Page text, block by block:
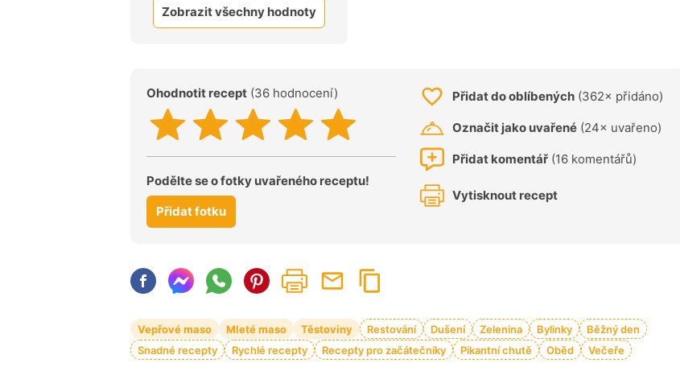
Zobrazit všechny hodnoty
Ohodnotit recept (36 hodnocení)
Podělte se o fotky uvařeného receptu!
Přidat fotku
Přidat do oblíbených (362× přidáno)
Označit jako uvařené (24× uvařeno)
Přidat komentář (16 komentářů)
Vytisknout recept
Vepřové maso Mleté maso Těstoviny Restování Dušení Zelenina Bylinky
Běžný den
Snadné recepty
Rychlé recepty Recepty pro začátečníky Pikantní chutě Oběd Večeře